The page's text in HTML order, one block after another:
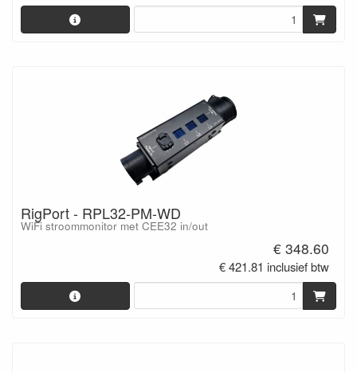
RigPort - RPL32-PM-WD
WiFi stroommonitor met CEE32 in/out
€ 348.60
€ 421.81 inclusief btw